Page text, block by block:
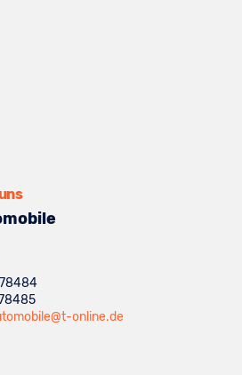
online.de